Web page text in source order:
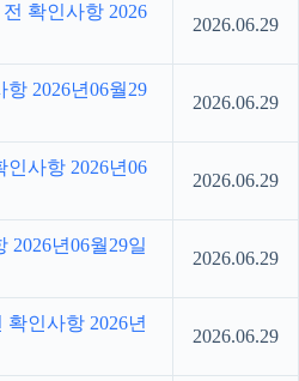
확인사항 2026
2026.06.29
2026년06월29
2026.06.29
사항 2026년06
2026.06.29
2026년06월29일
2026.06.29
인사항 2026년
2026.06.29